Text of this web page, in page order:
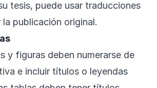
tesis, puede usar traducciones
publicación original.
y figuras deben numerarse de
e incluir títulos o leyendas